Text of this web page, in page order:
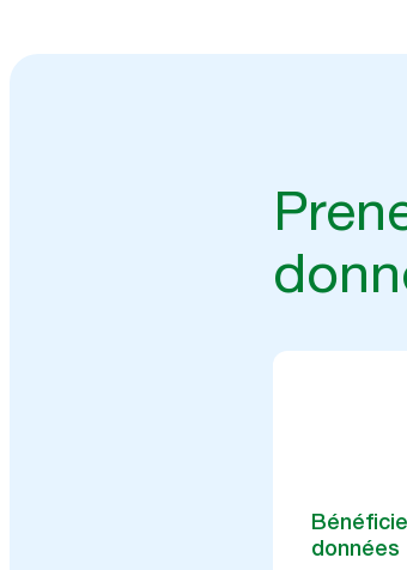
données